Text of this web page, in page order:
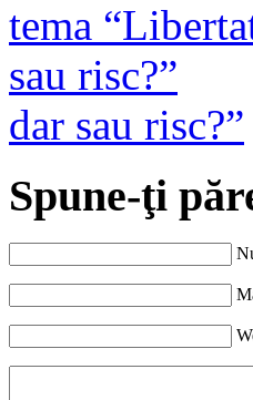
dar sau risc?”
Spune-ţi